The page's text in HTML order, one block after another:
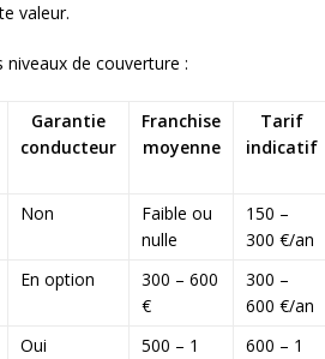
valeur.
de couverture :
Garantie
conducteur
Franchise
moyenne
Tarif
indicatif
Non
Faible ou
nulle
150 –
300 €/an
En option
300 – 600
€
300 –
600 €/an
Oui
500 – 1
600 – 1